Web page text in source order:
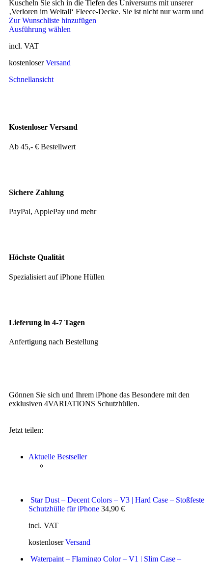
Kuscheln Sie sich in die Tiefen des Universums mit unserer
‚Verloren im Weltall‘ Fleece-Decke. Sie ist nicht nur warm und
Zur Wunschliste hinzufügen
Ausführung wählen
incl. VAT
kostenloserVersand
Schnellansicht
Kostenloser Versand
Ab 45,- € Bestellwert
Sichere Zahlung
PayPal, ApplePay und mehr
Höchste Qualität
Spezialisiert auf iPhone Hüllen
Lieferung in 4-7 Tagen
Anfertigung nach Bestellung
Gönnen Sie sich und Ihrem iPhone das Besondere mit den
exklusiven 4VARIATIONS Schutzhüllen.
Jetzt teilen:
Aktuelle Bestseller
Star Dust – Decent Colors – V3 | Hard Case – Stoßfeste
Schutzhülle für iPhone 34,90 €
incl. VAT
kostenloserVersand
Waterpaint – Flamingo Color – V1 | Slim Case –